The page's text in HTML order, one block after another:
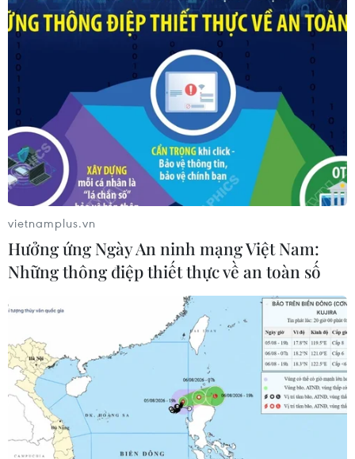
vietnamplus.vn
Hưởng ứng Ngày An ninh mạng Việt Nam:
Những thông điệp thiết thực về an toàn số